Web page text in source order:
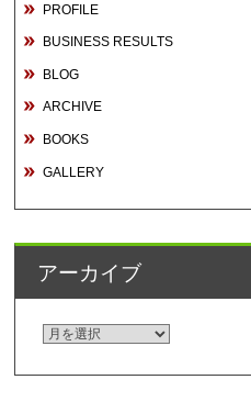
PROFILE
BUSINESS RESULTS
BLOG
ARCHIVE
BOOKS
GALLERY
アーカイブ
ア